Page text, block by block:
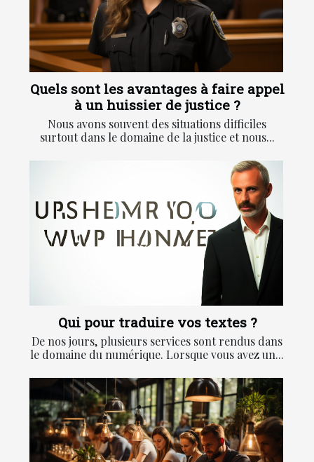
Quels sont les avantages à faire appel
à un huissier de justice ?
Nous avons souvent des situations difficiles
surtout dans le domaine de la justice et nous...
Qui pour traduire vos textes ?
De nos jours, plusieurs services sont rendus dans
le domaine du numérique. Lorsque vous avez un...